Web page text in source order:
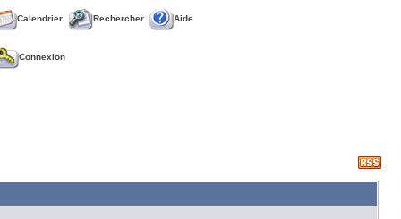
Calendrier Rechercher Aide
Connexion